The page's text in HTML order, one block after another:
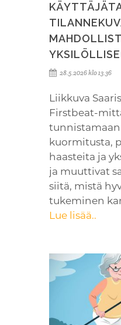
28.5.2026 klo 13.36
Liikkuva
Firstbeat-
kuormitusta,
haasteita ja
ja muuttivat
siitä, mistä
tukeminen
Lue lisää..